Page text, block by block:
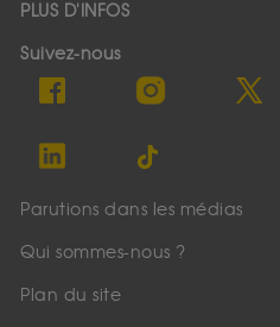
PLUS D'INFOS
Suivez-nous
Parutions dans les médias
Qui sommes-nous ?
Plan du site